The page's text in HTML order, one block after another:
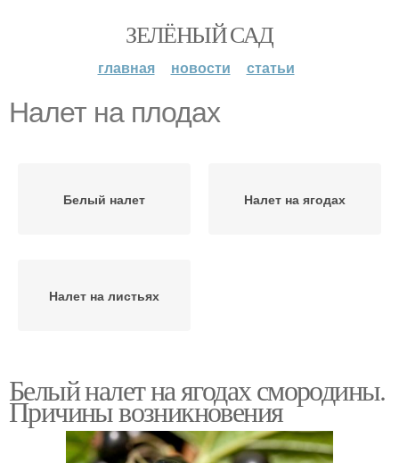
ЗЕЛЁНЫЙ САД
главная новости статьи
Налет на плодах
Белый налет Налет на ягодах
Налет на листьях
Белый налет на ягодах смородины.
Причины возникновения